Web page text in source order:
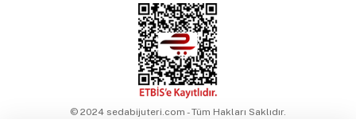
© 2024 sedabijuteri.com - Tüm Hakları Saklıdır.